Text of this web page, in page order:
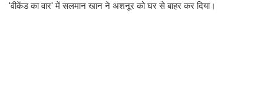
'वीकेंड का वार' में सलमान खान ने अशनूर को घर से बाहर कर दिया।